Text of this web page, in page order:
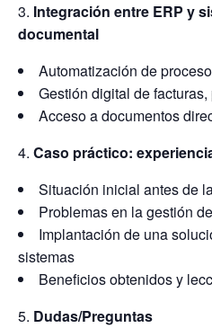
Integración entre ERP y
documental
Automatización de
Gestión digital de
Acceso a documentos
Caso práctico:
Situación inicial antes de
Problemas en la gestión
Implantación de una
sistemas
Beneficios obtenidos y
Dudas/Preguntas